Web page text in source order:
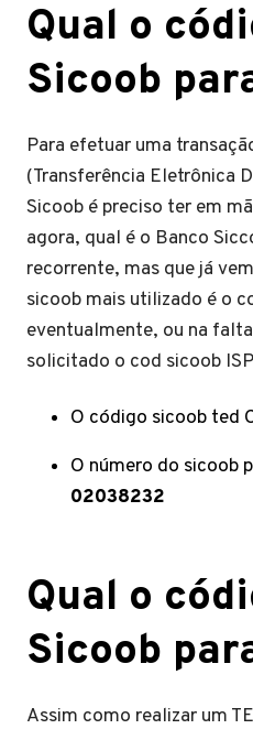
Qual o
Sicoob
Para efetuar uma
(Transferência Eletrônica
Sicoob é preciso ter em
agora, qual é o Banco
recorrente, mas que já
sicoob mais utilizado é o
eventualmente, ou na
solicitado o cod sicoob
O código sicoob ted
O número do sicoob
02038232
Qual o
Sicoob
Assim como realizar um